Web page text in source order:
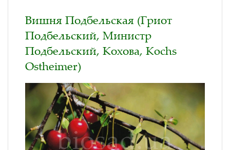
Вишня Подбельская (Гриот
Подбельский, Министр
Подбельский, Кохова, Kochs
Ostheimer)